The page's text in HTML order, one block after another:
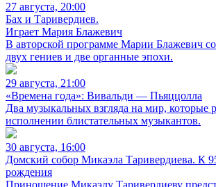
27 августа, 20:00
Бах и Таривердиев.
Играет Мария Блажевич
В авторской программе Марии Блажевич
двух гениев и две органные эпохи.
29 августа, 21:00
«Времена года»: Вивальди — Пьяццолла
Два музыкальных взгляда на мир, которые
исполнении блистательных музыкантов.
30 августа, 16:00
Домский собор Микаэла Таривердиева. К
рождения
Приношение Микаэлу Таривердиеву